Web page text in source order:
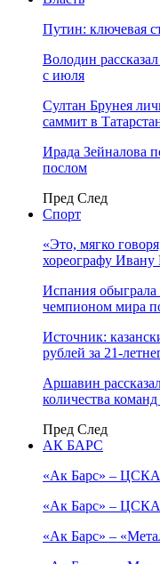
Путин: ключевая
Володин
с июля
Султан Брунея
саммит в
Ирада Зейналова
послом
Пред След
Спорт
«Это, мягко
хореографу Ивану
Испания обыграла
чемпионом мира
Источник:
рублей за 21-
Аршавин
количества
Пред След
АК БАРС
«Ак Барс» –
«Ак Барс» –
«Ак Барс» –